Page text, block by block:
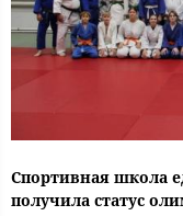
Спортивная школа
получила статус